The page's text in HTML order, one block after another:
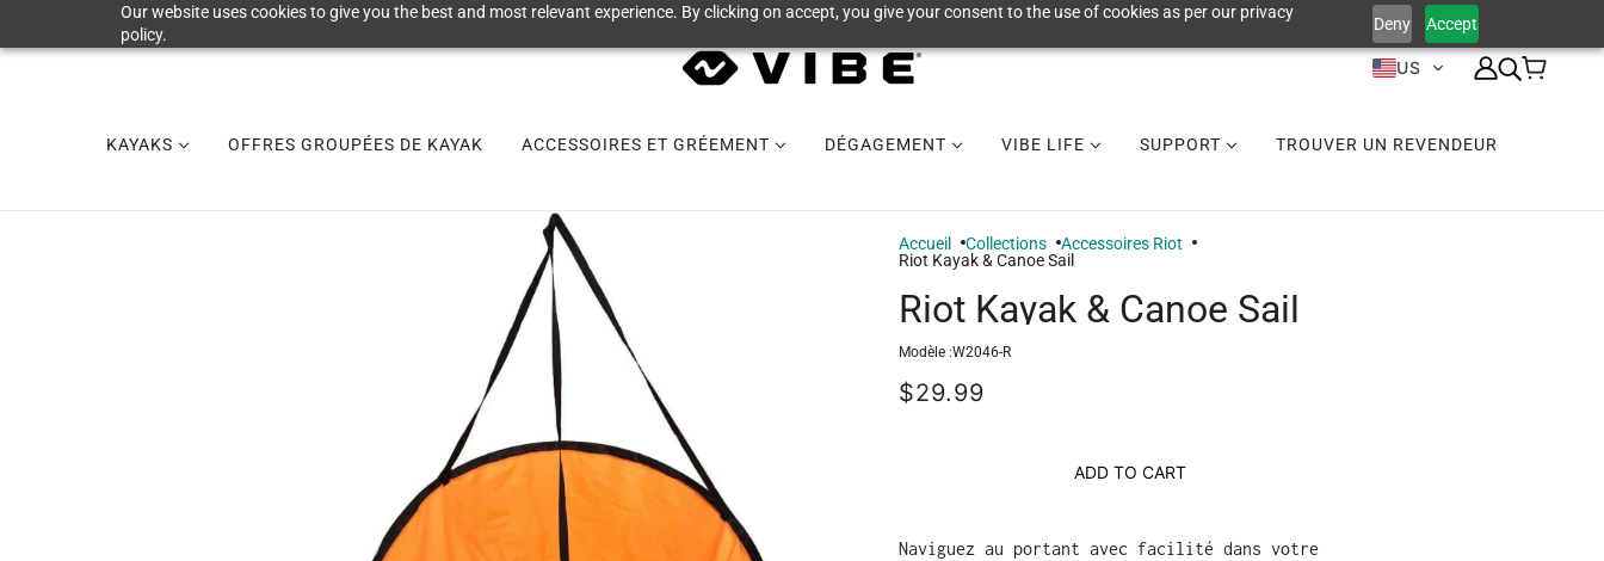
Our website uses cookies to give you the best and most relevant experience. By clicking on accept, you give your consent to the use of cookies as per our privacy
policy.
Deny Accept
US
KAYAKS OFFRES GROUPÉES DE KAYAK ACCESSOIRES ET GRÉEMENT DÉGAGEMENT VIBE LIFE SUPPORT TROUVER UN REVENDEUR
Accueil Collections
Accessoires Riot
Riot Kayak & Canoe Sail
Riot Kayak & Canoe Sail
Modèle :W2046-R
$29.99
ADD TO CART
Naviguez au portant avec facilité dans votre